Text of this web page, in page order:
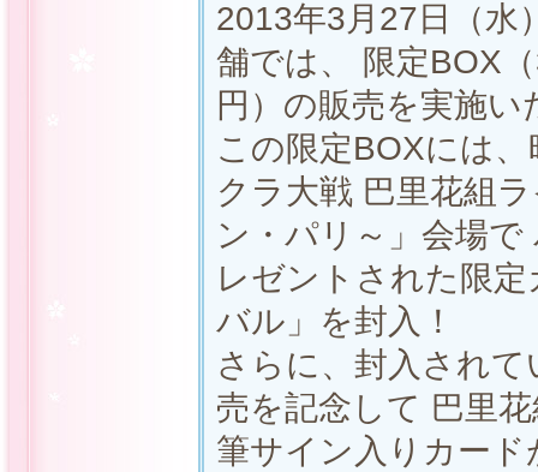
2013年3月27日（水
舗では、 限定BOX
円）の販売を実施い
この限定BOXには
クラ大戦 巴里花組
ン・パリ～」会場
レゼントされた限
バル」を封入！
さらに、封入され
売を記念して 巴里
筆サイン入りカー